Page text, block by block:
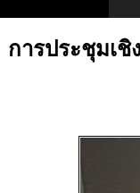
การประชุมเ